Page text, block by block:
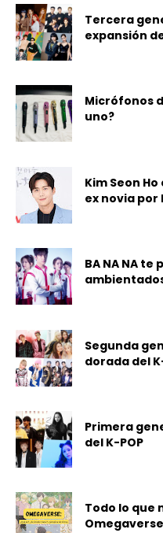
Tercera
expansión
Micrófonos
uno?
Kim Seon
ex novia
BA NA NA
Segunda
dorada del
Primera
del K-POP
Todo lo que